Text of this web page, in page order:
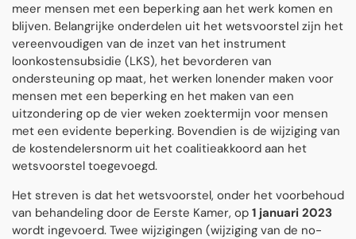
meer mensen met een beperking aan het werk komen en
blijven. Belangrijke onderdelen uit het wetsvoorstel zijn het
vereenvoudigen van de inzet van het instrument
loonkostensubsidie (LKS), het bevorderen van
ondersteuning op maat, het werken lonender maken voor
mensen met een beperking en het maken van een
uitzondering op de vier weken zoektermijn voor mensen
met een evidente beperking. Bovendien is de wijziging van
de kostendelersnorm uit het coalitieakkoord aan het
wetsvoorstel toegevoegd.
Het streven is dat het wetsvoorstel, onder het voorbehoud
van behandeling door de Eerste Kamer, op 1 januari 2023
wordt ingevoerd. Twee wijzigingen (wijziging van de no-